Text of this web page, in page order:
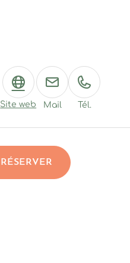
Site web Mail Tél.
RÉSERVER